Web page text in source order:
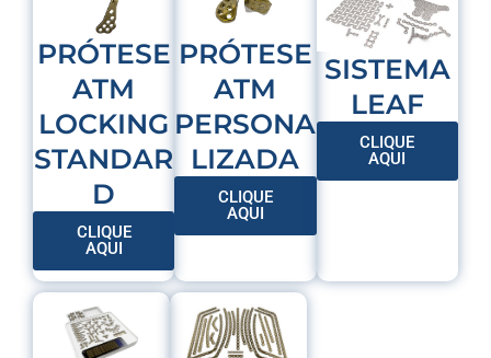
PRÓTESE
ATM
LOCKING
STANDAR
D
CLIQUE
AQUI
PRÓTESE
ATM
PERSONA
LIZADA
CLIQUE
AQUI
SISTEMA
LEAF
CLIQUE
AQUI